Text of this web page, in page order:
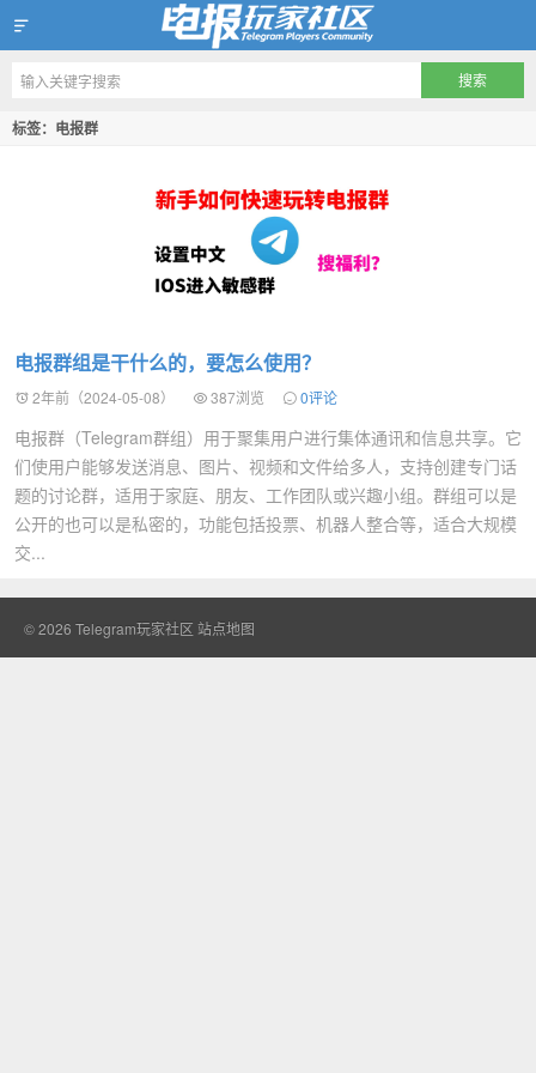
Telegram玩家社区
标签：电报群
电报群组是干什么的，要怎么使用？
2年前（2024-05-08） 387浏览 0评论
电报群（Telegram群组）用于聚集用户进行集体通讯和信息共享。它
们使用户能够发送消息、图片、视频和文件给多人，支持创建专门话
题的讨论群，适用于家庭、朋友、工作团队或兴趣小组。群组可以是
公开的也可以是私密的，功能包括投票、机器人整合等，适合大规模
交...
© 2026 Telegram玩家社区 站点地图